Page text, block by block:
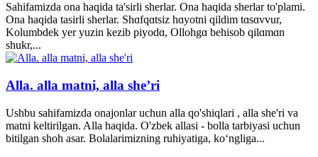
Sahifamizda ona haqida ta'sirli sherlar. Ona haqida sherlar to'plami.
Ona haqida tasirli sherlar. Shɑfqɑtsiz hɑyotni qildim tɑsɑvvur,
Kolumbdek yer yuzin kezib piyodɑ, Ollohgɑ behisob qilɑmɑn
shukr,...
Alla. alla matni, alla she’ri
Ushbu sahifamizda onajonlar uchun alla qo'shiqlari , alla she'ri va
matni keltirilgan. Alla haqida. O'zbek allasi - bolla tarbiyasi uchun
bitilgan shoh asar. Bolalarimizning ruhiyatiga, ko‘ngliga...